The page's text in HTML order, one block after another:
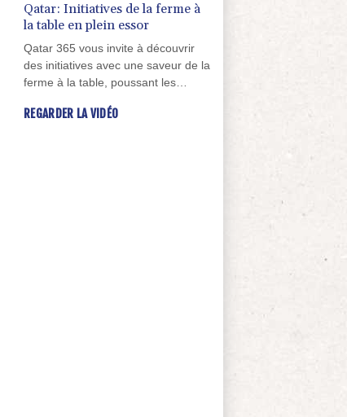
Qatar: Initiatives de la ferme à
la table en plein essor
Qatar 365 vous invite à découvrir
des initiatives avec une saveur de la
ferme à la table, poussant les
durables.
REGARDER LA VIDÉO